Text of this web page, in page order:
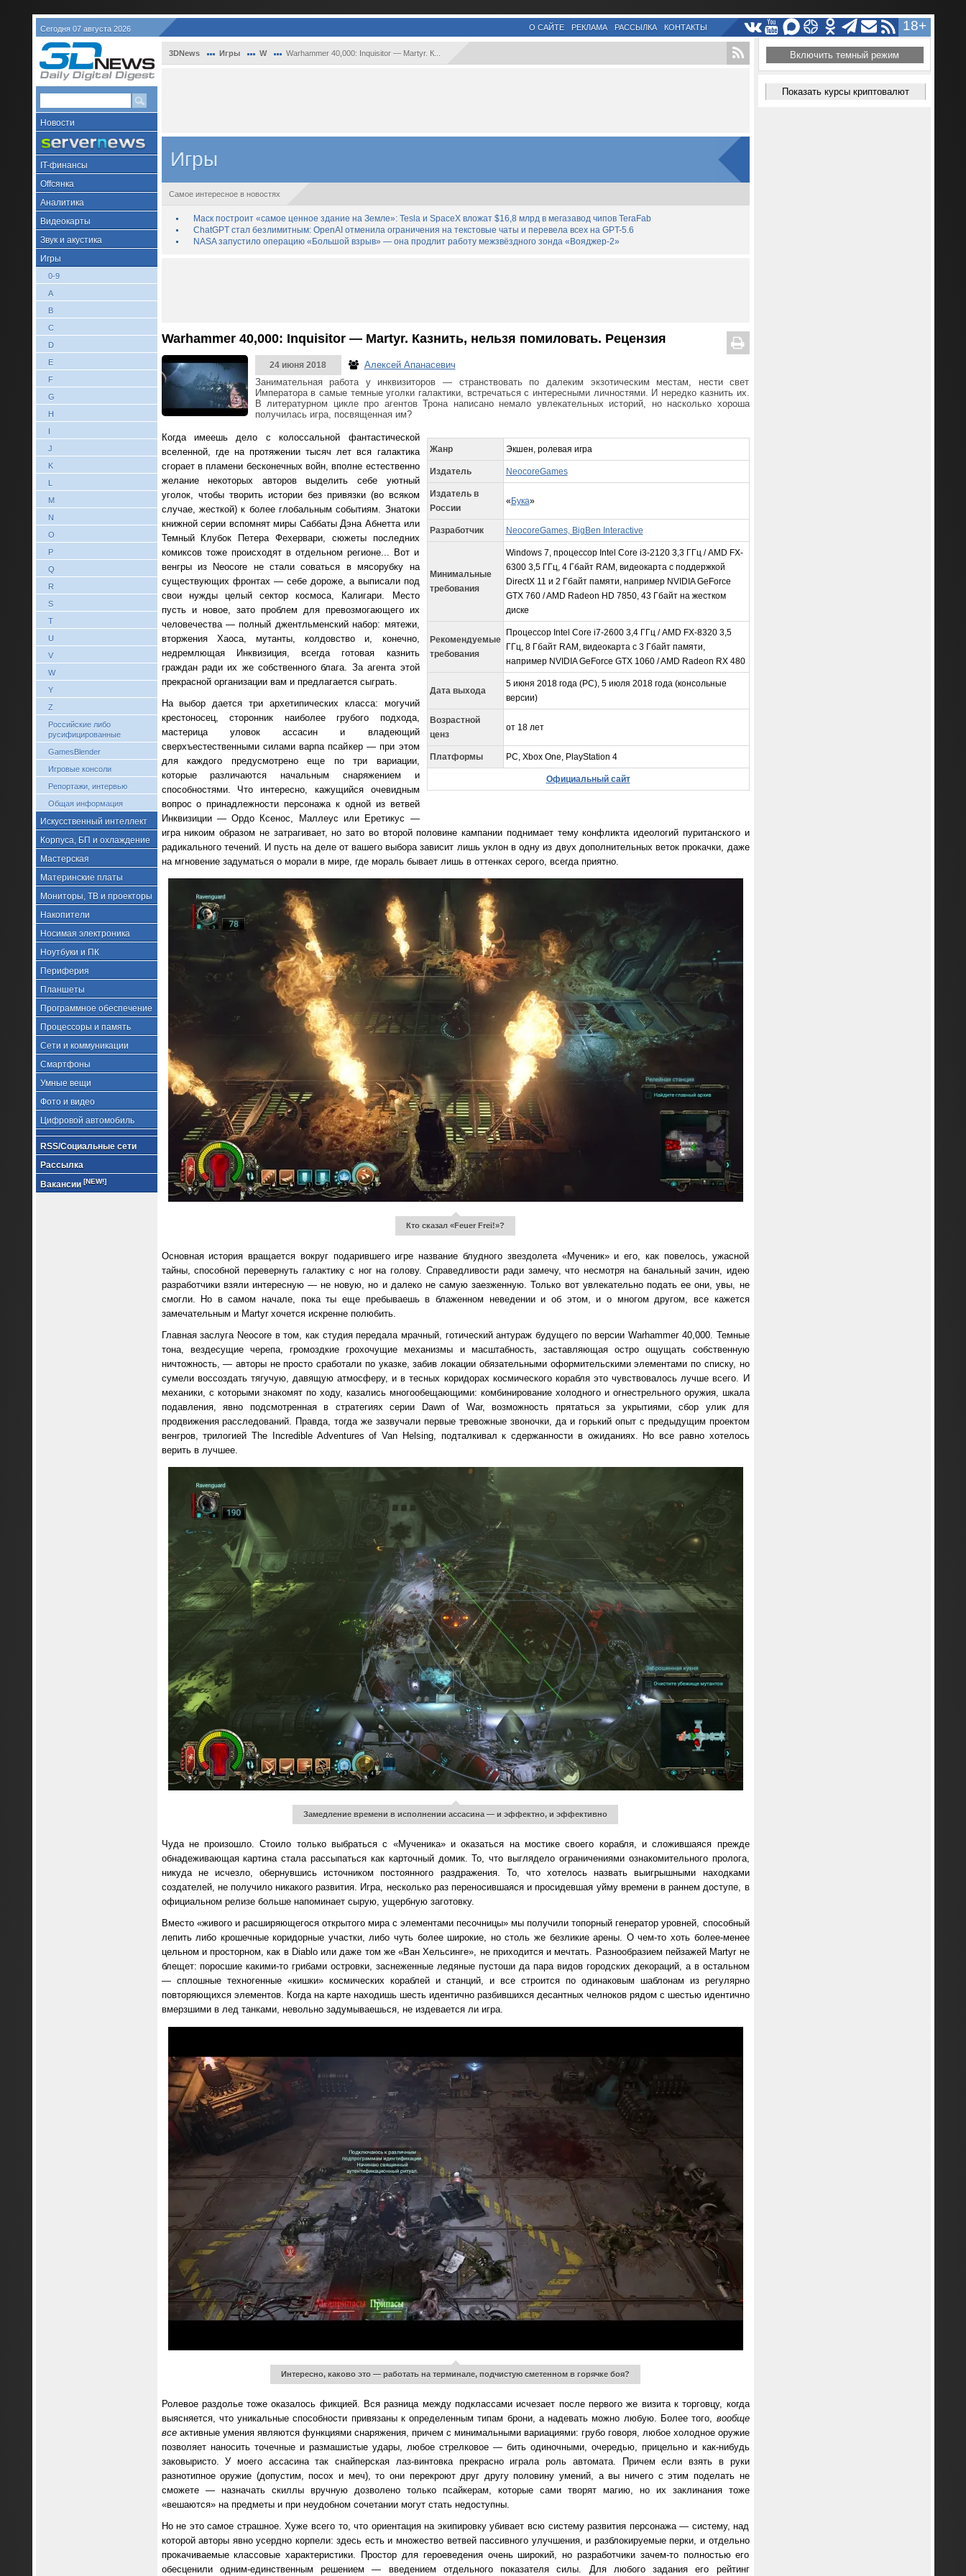
Сегодня 07 августа 2026 18+
О САЙТЕ РЕКЛАМА РАССЫЛКА КОНТАКТЫ
Новости
IT-финансы
Offсянка
Аналитика
Видеокарты
Звук и акустика
Игры
0-9
A
B
C
D
E
F
G
H
I
J
K
L
M
N
O
P
Q
R
S
T
U
V
W
Y
Z
Российские либо
русифицированные
GamesBlender
Игровые консоли
Репортажи, интервью
Общая информация
Искусственный интеллект
Корпуса, БП и охлаждение
Мастерская
Материнские платы
Мониторы, ТВ и проекторы
Накопители
Носимая электроника
Ноутбуки и ПК
Периферия
Планшеты
Программное обеспечение
Процессоры и память
Сети и коммуникации
Смартфоны
Умные вещи
Фото и видео
Цифровой автомобиль
RSS/Социальные сети
Рассылка
Вакансии [NEW!]
3DNews Игры W Warhammer 40,000: Inquisitor — Martyr. К...
Игры
Самое интересное в новостях
Маск построит «самое ценное здание на Земле»: Tesla и SpaceX вложат $16,8 млрд в мегазавод чипов TeraFab
ChatGPT стал безлимитным: OpenAI отменила ограничения на текстовые чаты и перевела всех на GPT-5.6
NASA запустило операцию «Большой взрыв» — она продлит работу межзвёздного зонда «Вояджер-2»
Warhammer 40,000: Inquisitor — Martyr. Казнить, нельзя помиловать. Рецензия
24 июня 2018
Алексей Апанасевич
Занимательная работа у инквизиторов — странствовать по далеким экзотическим местам, нести свет
Императора в самые темные уголки галактики, встречаться с интересными личностями. И нередко казнить их.
В литературном цикле про агентов Трона написано немало увлекательных историй, но насколько хороша
получилась игра, посвященная им?
Жанр Экшен, ролевая игра
Издатель NeocoreGames
Издатель в
России
« Бука»
Разработчик NeocoreGames, BigBen Interactive
Минимальные
требования
Windows 7, процессор Intel Core i3-2120 3,3 ГГц / AMD FX-
6300 3,5 ГГц, 4 Гбайт RAM, видеокарта с поддержкой
DirectX 11 и 2 Гбайт памяти, например NVIDIA GeForce
GTX 760 / AMD Radeon HD 7850, 43 Гбайт на жестком
диске
Рекомендуемые
требования
Процессор Intel Core i7-2600 3,4 ГГц / AMD FX-8320 3,5
ГГц, 8 Гбайт RAM, видеокарта с 3 Гбайт памяти,
например NVIDIA GeForce GTX 1060 / AMD Radeon RX 480
Дата выхода
5 июня 2018 года (РС), 5 июля 2018 года (консольные
версии)
Возрастной
ценз
от 18 лет
Платформы PC, Xbox One, PlayStation 4
Официальный сайт
Когда имеешь дело с колоссальной фантастической
вселенной, где на протяжении тысяч лет вся галактика
сгорает в пламени бесконечных войн, вполне естественно
желание некоторых авторов выделить себе уютный
уголок, чтобы творить истории без привязки (во всяком
случае, жесткой) к более глобальным событиям. Знатоки
книжной серии вспомнят миры Саббаты Дэна Абнетта или
Темный Клубок Петера Фехервари, сюжеты последних
комиксов тоже происходят в отдельном регионе... Вот и
венгры из Neocore не стали соваться в мясорубку на
существующих фронтах — себе дороже, а выписали под
свои нужды целый сектор космоса, Калигари. Место
пусть и новое, зато проблем для превозмогающего их
человечества — полный джентльменский набор: мятежи,
вторжения Хаоса, мутанты, колдовство и, конечно,
недремлющая Инквизиция, всегда готовая казнить
граждан ради их же собственного блага. За агента этой
прекрасной организации вам и предлагается сыграть.
На выбор дается три архетипических класса: могучий
крестоносец, сторонник наиболее грубого подхода,
мастерица уловок ассасин и владеющий
сверхъестественными силами варпа псайкер — при этом
для каждого предусмотрено еще по три вариации,
которые различаются начальным снаряжением и
способностями. Что интересно, кажущийся очевидным
вопрос о принадлежности персонажа к одной из ветвей
Инквизиции — Ордо Ксенос, Маллеус или Еретикус —
игра никоим образом не затрагивает, но зато во второй половине кампании поднимает тему конфликта идеологий пуританского и
радикального течений. И пусть на деле от вашего выбора зависит лишь уклон в одну из двух дополнительных веток прокачки, даже
на мгновение задуматься о морали в мире, где мораль бывает лишь в оттенках серого, всегда приятно.
Кто сказал «Feuer Frei!»?
Основная история вращается вокруг подарившего игре название блудного звездолета «Мученик» и его, как повелось, ужасной
тайны, способной перевернуть галактику с ног на голову. Справедливости ради замечу, что несмотря на банальный зачин, идею
разработчики взяли интересную — не новую, но и далеко не самую заезженную. Только вот увлекательно подать ее они, увы, не
смогли. Но в самом начале, пока ты еще пребываешь в блаженном неведении и об этом, и о многом другом, все кажется
замечательным и Martyr хочется искренне полюбить.
Главная заслуга Neocore в том, как студия передала мрачный, готический антураж будущего по версии Warhammer 40,000. Темные
тона, вездесущие черепа, громоздкие грохочущие механизмы и масштабность, заставляющая остро ощущать собственную
ничтожность, — авторы не просто сработали по указке, забив локации обязательными оформительскими элементами по списку, но
сумели воссоздать тягучую, давящую атмосферу, и в тесных коридорах космического корабля это чувствовалось лучше всего. И
механики, с которыми знакомят по ходу, казались многообещающими: комбинирование холодного и огнестрельного оружия, шкала
подавления, явно подсмотренная в стратегиях серии Dawn of War, возможность прятаться за укрытиями, сбор улик для
продвижения расследований. Правда, тогда же зазвучали первые тревожные звоночки, да и горький опыт с предыдущим проектом
венгров, трилогией The Incredible Adventures of Van Helsing, подталкивал к сдержанности в ожиданиях. Но все равно хотелось
верить в лучшее.
Замедление времени в исполнении ассасина — и эффектно, и эффективно
Чуда не произошло. Стоило только выбраться с «Мученика» и оказаться на мостике своего корабля, и сложившаяся прежде
обнадеживающая картина стала рассыпаться как карточный домик. То, что выглядело ограничениями ознакомительного пролога,
никуда не исчезло, обернувшись источником постоянного раздражения. То, что хотелось назвать выигрышными находками
создателей, не получило никакого развития. Игра, несколько раз переносившаяся и просидевшая уйму времени в раннем доступе, в
официальном релизе больше напоминает сырую, ущербную заготовку.
Вместо «живого и расширяющегося открытого мира с элементами песочницы» мы получили топорный генератор уровней, способный
лепить либо крошечные коридорные участки, либо чуть более широкие, но столь же безликие арены. О чем-то хоть более-менее
цельном и просторном, как в Diablo или даже том же «Ван Хельсинге», не приходится и мечтать. Разнообразием пейзажей Martyr не
блещет: поросшие какими-то грибами островки, заснеженные ледяные пустоши да пара видов городских декораций, а в остальном
— сплошные техногенные «кишки» космических кораблей и станций, и все строится по одинаковым шаблонам из регулярно
повторяющихся элементов. Когда на карте находишь шесть идентично разбившихся десантных челноков рядом с шестью идентично
вмерзшими в лед танками, невольно задумываешься, не издевается ли игра.
Интересно, каково это — работать на терминале, подчистую сметенном в горячке боя?
Ролевое раздолье тоже оказалось фикцией. Вся разница между подклассами исчезает после первого же визита к торговцу, когда
выясняется, что уникальные способности привязаны к определенным типам брони, а надевать можно любую. Более того, вообще
всеактивные умения являются функциями снаряжения, причем с минимальными вариациями: грубо говоря, любое холодное оружие
позволяет наносить точечные и размашистые удары, любое стрелковое — бить одиночными, очередью, прицельно и как-нибудь
заковыристо. У моего ассасина так снайперская лаз-винтовка прекрасно играла роль автомата. Причем если взять в руки
разнотипное оружие (допустим, посох и меч), то они перекроют друг другу половину умений, а вы ничего с этим поделать не
сможете — назначать скиллы вручную дозволено только псайкерам, которые сами творят магию, но их заклинания тоже
«вешаются» на предметы и при неудобном сочетании могут стать недоступны.
Но не это самое страшное. Хуже всего то, что ориентация на экипировку убивает всю систему развития персонажа — систему, над
которой авторы явно усердно корпели: здесь есть и множество ветвей пассивного улучшения, и разблокируемые перки, и отдельно
прокачиваемые классовые характеристики. Простор для героеведения очень широкий, но разработчики зачем-то полностью его
обесценили одним-единственным решением — введением отдельного показателя силы. Для любого задания его рейтинг
Включить темный режим
Показать курсы криптовалют